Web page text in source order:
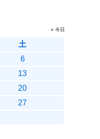
» 今日
土
6
13
20
27